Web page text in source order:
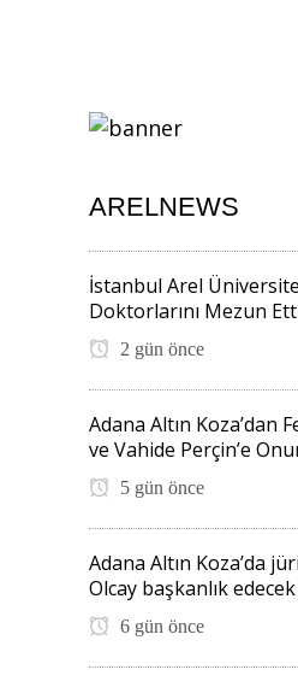
ARELNEWS
İstanbul Arel
Doktorlarını Mezun
2 gün önce
Adana Altın Koza’dan
ve Vahide Perçin’e
5 gün önce
Adana Altın Koza’da
Olcay başkanlık edecek
6 gün önce